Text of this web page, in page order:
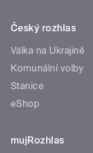
Český rozhlas
Válka na Ukrajině
Komunální volby
Stanice
eShop
mujRozhlas